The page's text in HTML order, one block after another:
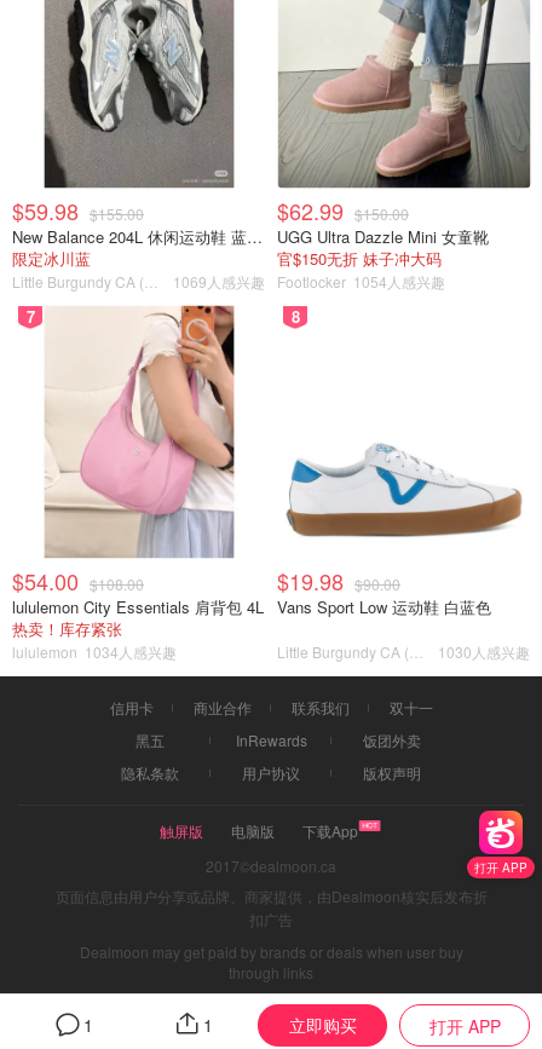
打开 APP
1 1 立即购买 打开 APP
$59.98 $155.00
New Balance 204L 休闲运动鞋 蓝银色
限定冰川蓝
1069人感兴趣
$62.99 $150.00
UGG Ultra Dazzle Mini 女童靴
官$150无折 妹子冲大码
Footlocker 1054人感兴趣
7
$54.00 $108.00
lululemon City Essentials 肩背包 4L
热卖！库存紧张
lululemon 1034人感兴趣
8
$19.98 $90.00
Vans Sport Low 运动鞋 白蓝色
1030人感兴趣
信用卡 商业合作 联系我们
双十一
黑五
InRewards
饭团外卖
隐私条款
用户协议 版权声明
触屏版 电脑版
下载App
2017©dealmoon.ca
页面信息由用户分享或品牌、商家提供，由Dealmoon核实后发布折
扣广告
Dealmoon may get paid by brands or deals when user buy
through links